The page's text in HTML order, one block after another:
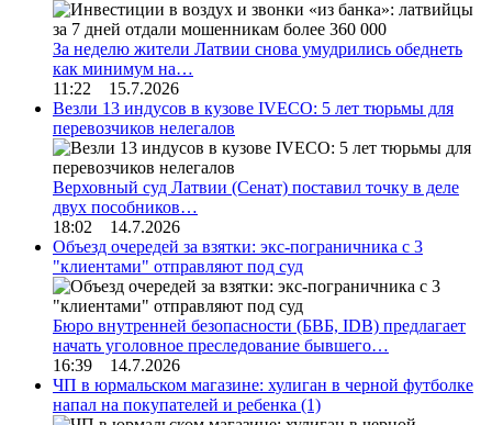
За неделю жители Латвии снова умудрились обеднеть
как минимум на…
11:22 15.7.2026
Везли 13 индусов в кузове IVECO: 5 лет тюрьмы для
перевозчиков нелегалов
Верховный суд Латвии (Сенат) поставил точку в деле
двух пособников…
18:02 14.7.2026
Объезд очередей за взятки: экс-пограничника с 3
"клиентами" отправляют под суд
Бюро внутренней безопасности (БВБ, IDB) предлагает
начать уголовное преследование бывшего…
16:39 14.7.2026
ЧП в юрмальском магазине: хулиган в черной футболке
напал на покупателей и ребенка (1)